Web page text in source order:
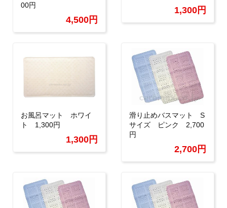
00円
4,500円
1,300円
お風呂マット ホワイ
ト 1,300円
1,300円
滑り止めバスマット S
サイズ ピンク 2,700
円
2,700円